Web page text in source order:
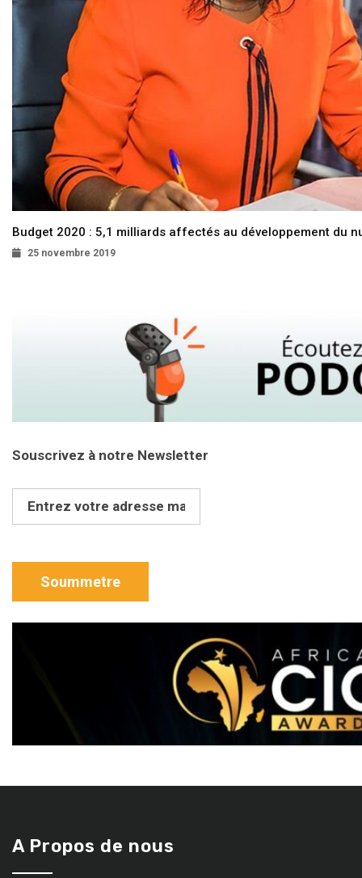
Budget 2020 : 5,1 milliards affectés au développement du
25 novembre 2019
Souscrivez à notre Newsletter
A Propos de nous